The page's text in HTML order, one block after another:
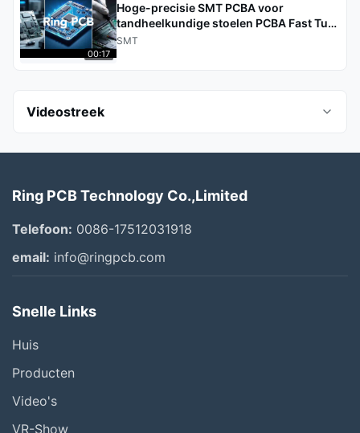
00:17
Hoge-precisie SMT PCBA voor
tandheelkundige stoelen PCBA Fast Turn
Manufacturing
SMT
Videostreek
PCB-assemblagefabriek
SMT
Ring PCB bedrijf
PCBA bestelling
Ring PCB Technology Co.,Limited
Telefoon: 0086-17512031918
email: info@ringpcb.com
Snelle Links
Huis
Producten
Video's
VR-Show